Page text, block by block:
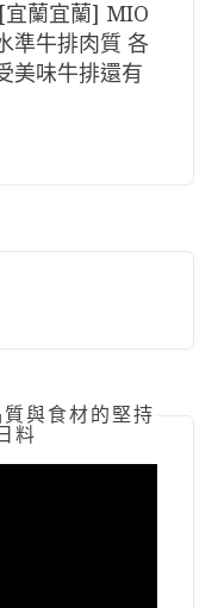
宜蘭宜蘭] MIO
準牛排肉質 各
美味牛排還有
與食材的堅持
料